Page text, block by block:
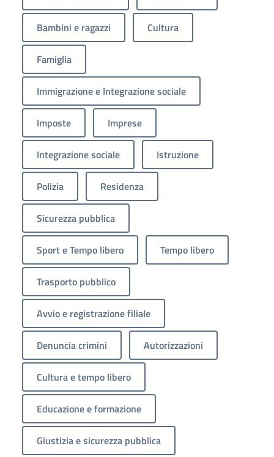
Bambini e ragazzi Cultura
Famiglia
Immigrazione e Integrazione sociale
Imposte Imprese
Integrazione sociale Istruzione
Polizia Residenza
Sicurezza pubblica
Sport e Tempo libero Tempo libero
Trasporto pubblico
Avvio e registrazione filiale
Denuncia crimini Autorizzazioni
Cultura e tempo libero
Educazione e formazione
Giustizia e sicurezza pubblica